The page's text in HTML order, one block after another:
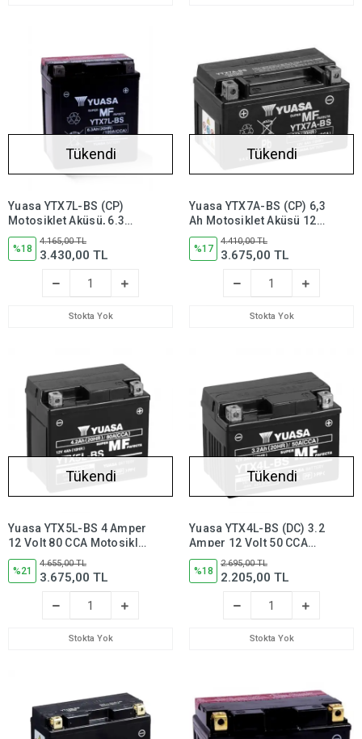
Tükendi
Yuasa YTX7L-BS (CP)
Motosiklet Aküsü, 6.3
Amper 12 Volt 100 CCA
Bakım
Gerektirmez,ytx7lbs
%18
4.165,00 TL
3.430,00 TL
Stokta Yok
Tükendi
Yuasa YTX7A-BS (CP) 6,3
Ah Motosiklet Aküsü 12
Volt 105 Bakımsız,
ytx7abs
%17
4.410,00 TL
3.675,00 TL
Stokta Yok
Tükendi
Yuasa YTX5L-BS 4 Amper
12 Volt 80 CCA Motosiklet
Aküsü Bakım
Gerektirmez, YTX5LBS
%21
4.655,00 TL
3.675,00 TL
Stokta Yok
Tükendi
Yuasa YTX4L-BS (DC) 3.2
Amper 12 Volt 50 CCA
Bakım Gerektirmeyen
Motosiklet Aküsü, ytx4lbs
%18
2.695,00 TL
2.205,00 TL
Stokta Yok